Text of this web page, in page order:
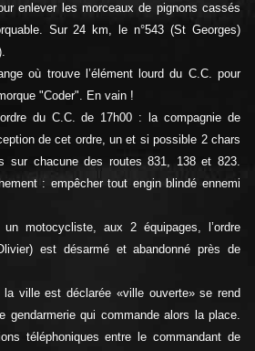
enlever les morceaux de pignons cassés
Sur 24 km, le n°543 (St Georges)
où trouve l’élément lourd du C.C. pour
"Coder". En vain !
du C.C. de 17h00 : la compagnie de
de cet ordre, un et si possible 2 chars
sur chacune des routes 831, 138 et 823.
: empêcher tout engin blindé ennemi
motocycliste, aux 2 équipages, l’ordre
est désarmé et abandonné près de
la ville est déclarée «ville ouverte» se rend
gendarmerie qui commande alors la place.
téléphoniques entre le commandant de